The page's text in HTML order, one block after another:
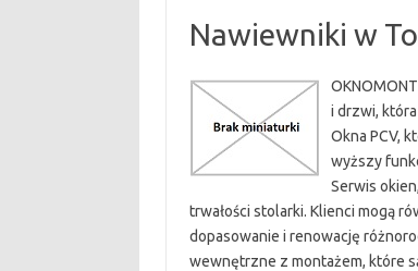
Nawiewniki w
i drzwi,
Okna PCV,
wyższy
Serwis
trwałości stolarki. Klienci mogą
dopasowanie i renowację
wewnętrzne z montażem, które